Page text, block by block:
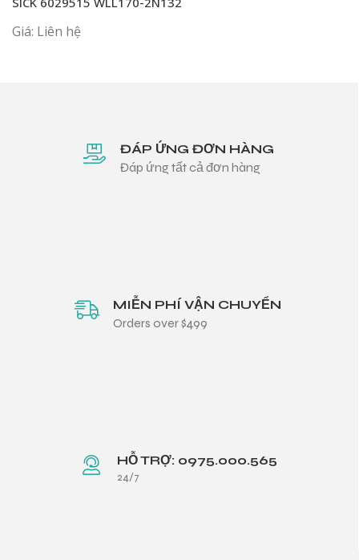
Giá: Liên hệ
ĐÁP ỨNG ĐƠN HÀNG
Đáp ứng tất cả đơn hàng
MIỄN PHÍ VẬN CHUYỂN
Orders over $499
HỖ TRỢ: 0975.000.565
24/7